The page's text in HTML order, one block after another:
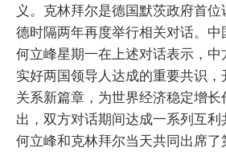
义。克林拜尔是德国默茨政府首
德时隔两年再度举行相关对话。中
何立峰星期一在上述对话表示，
实好两国领导人达成的重要共识
关系新篇章，为世界经济稳定增
出，双方对话期间达成一系列互利
何立峰和克林拜尔当天共同出席